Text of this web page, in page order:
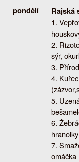
pondělí
Rajská
sýr,
hranolky
omáčka